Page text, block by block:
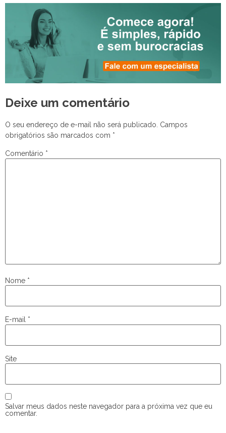
Deixe um comentário
O seu endereço de e-mail não será publicado. Campos
obrigatórios são marcados com *
Comentário *
Nome *
E-mail *
Site
Salvar meus dados neste navegador para a próxima vez que eu
comentar.